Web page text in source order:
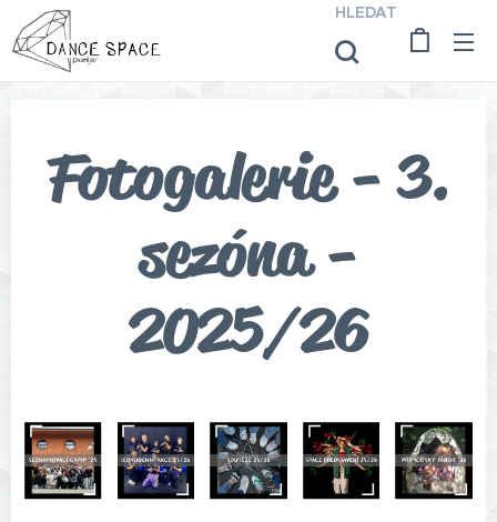
HLEDAT
Fotogalerie - 3.
sezóna -
2025/26